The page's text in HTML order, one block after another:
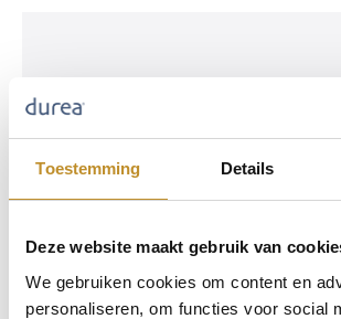
Toestemming Details
Deze website maakt gebruik van
We gebruiken cookies om content en
personaliseren, om functies voor social